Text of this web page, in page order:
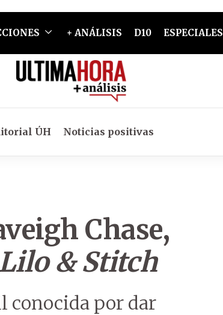
+ ANÁLISIS D10 ESPECIALES
ÚH Noticias positivas
Chase,
Lilo & Stitch
conocida por dar